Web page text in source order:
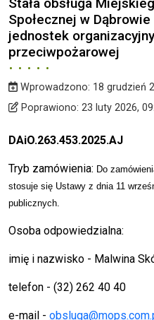
Społecznej w
jednostek
przeciwpożarowej
Wprowadzono
Wprowadzono: 18 grudzień
Poprawiono
Poprawiono: 23 luty 2026,
DAiO.263.453.2025.AJ
Tryb zamówienia: Do
stosuje się Ustawy z dnia 11
publicznych.
Osoba odpowiedzialna:
imię i nazwisko - Malwina
telefon - (32) 262 40 40
e-mail -